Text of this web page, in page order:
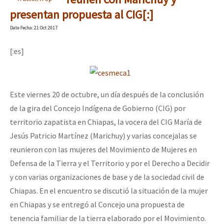
presentan propuesta al CIG[:]
DateFecha: 21 Oct 2017
[:es]
Este viernes 20 de octubre, un día después de la conclusión
de la gira del Concejo Indígena de Gobierno (CIG) por
territorio zapatista en Chiapas, la vocera del CIG María de
Jesús Patricio Martínez (Marichuy) y varias concejalas se
reunieron con las mujeres del Movimiento de Mujeres en
Defensa de la Tierra y el Territorio y por el Derecho a Decidir
y con varias organizaciones de base y de la sociedad civil de
Chiapas. En el encuentro se discutió la situación de la mujer
en Chiapas y se entregó al Concejo una propuesta de
tenencia familiar de la tierra elaborado por el Movimiento.